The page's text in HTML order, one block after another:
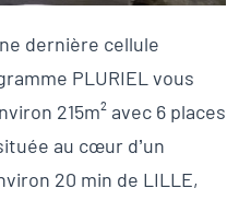
dernière cellule
PLURIEL vous
215m² avec 6 places
au cœur d’un
20 min de LILLE,